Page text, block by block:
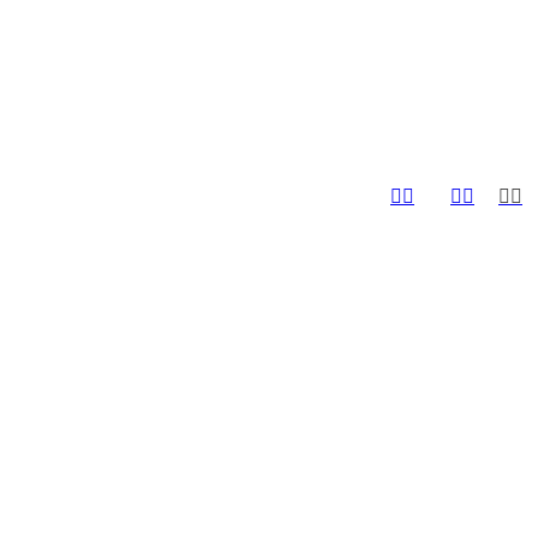
     